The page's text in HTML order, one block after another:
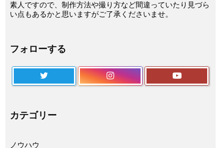
素人ですので、制作方法や撮り方など間違っていたり見づら
い点もあるかと思いますがご了承くださいませ。
フォローする
カテゴリー
ノウハウ